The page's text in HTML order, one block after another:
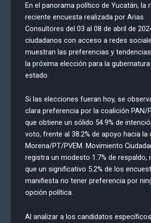
En el panorama político de Yucatán, la
reciente encuesta realizada por Arias
Consultores del 03 al 08 de abril de
ciudadanos con acceso a redes
muestran las preferencias y
la próxima elección para la gubernatura
estado.
Si las elecciones fueran hoy, se
clara preferencia por la coalición PAN/
que obtiene un sólido 54.9% de
voto, frente al 38.2% de apoyo hacia la
Morena/PT/PVEM. Movimiento
registra un modesto 1.7% de respaldo,
que un significativo 5.2% de los
manifiesta no tener preferencia por
opción política.
Al analizar a los candidatos